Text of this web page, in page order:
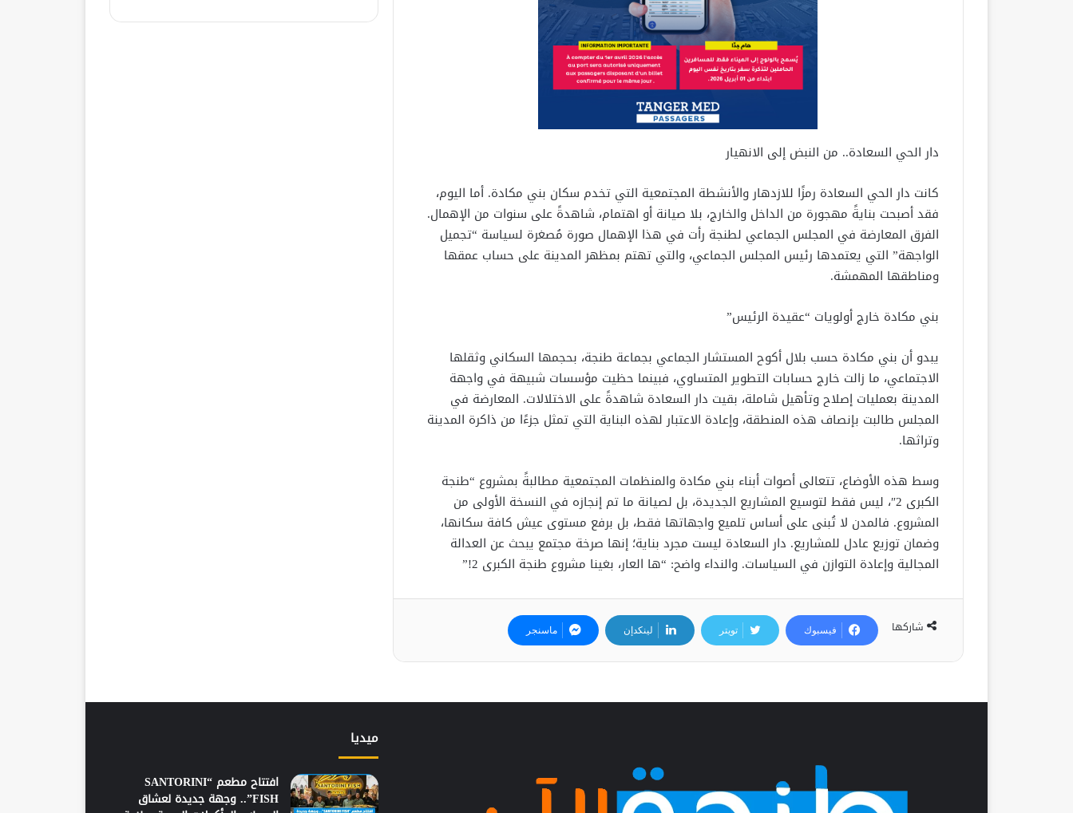
دار الحي السعادة.. من النبض إلى الانهيار
كانت دار الحي السعادة رمزًا للازدهار والأنشطة المجتمعية التي تخدم سكان بني مكادة. أما اليوم،
فقد أصبحت بنايةً مهجورة من الداخل والخارج، بلا صيانة أو اهتمام، شاهدةً على سنوات من الإهمال.
الفرق المعارضة في المجلس الجماعي لطنجة رأت في هذا الإهمال صورة مُصغرة لسياسة “تجميل
الواجهة” التي يعتمدها رئيس المجلس الجماعي، والتي تهتم بمظهر المدينة على حساب عمقها
ومناطقها المهمشة.
بني مكادة خارج أولويات “عقيدة الرئيس”
يبدو أن بني مكادة حسب بلال أكوح المستشار الجماعي بجماعة طنجة، بحجمها السكاني وثقلها
الاجتماعي، ما زالت خارج حسابات التطوير المتساوي، فبينما حظيت مؤسسات شبيهة في واجهة
المدينة بعمليات إصلاح وتأهيل شاملة، بقيت دار السعادة شاهدةً على الاختلالات. المعارضة في
المجلس طالبت بإنصاف هذه المنطقة، وإعادة الاعتبار لهذه البناية التي تمثل جزءًا من ذاكرة المدينة
وتراثها.
وسط هذه الأوضاع، تتعالى أصوات أبناء بني مكادة والمنظمات المجتمعية مطالبةً بمشروع “طنجة
الكبرى 2″، ليس فقط لتوسيع المشاريع الجديدة، بل لصيانة ما تم إنجازه في النسخة الأولى من
المشروع. فالمدن لا تُبنى على أساس تلميع واجهاتها فقط، بل برفع مستوى عيش كافة سكانها،
وضمان توزيع عادل للمشاريع. دار السعادة ليست مجرد بناية؛ إنها صرخة مجتمع يبحث عن العدالة
المجالية وإعادة التوازن في السياسات. والنداء واضح: “ها العار، بغينا مشروع طنجة الكبرى 2!”
شاركها فيسبوك تويتر لينكدإن ماسنجر
ميديا
افتتاح مطعم “SANTORINI
FISH”.. وجهة جديدة لعشاق